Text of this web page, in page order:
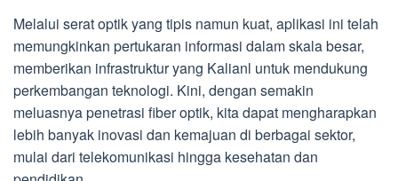
Melalui serat optik yang tipis namun kuat, aplikasi ini telah
memungkinkan pertukaran informasi dalam skala besar,
memberikan infrastruktur yang Kalianl untuk mendukung
perkembangan teknologi. Kini, dengan semakin
meluasnya penetrasi fiber optik, kita dapat mengharapkan
lebih banyak inovasi dan kemajuan di berbagai sektor,
mulai dari telekomunikasi hingga kesehatan dan